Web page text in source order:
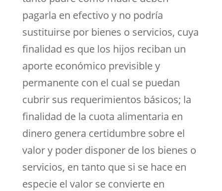
pagarla en efectivo y no podría
sustituirse por bienes o servicios, cuya
finalidad es que los hijos reciban un
aporte económico previsible y
permanente con el cual se puedan
cubrir sus requerimientos básicos; la
finalidad de la cuota alimentaria en
dinero genera certidumbre sobre el
valor y poder disponer de los bienes o
servicios, en tanto que si se hace en
especie el valor se convierte en